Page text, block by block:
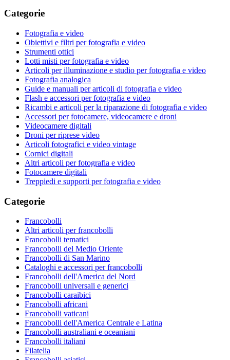
Categorie
Fotografia e video
Obiettivi e filtri per fotografia e video
Strumenti ottici
Lotti misti per fotografia e video
Articoli per illuminazione e studio per fotografia e video
Fotografia analogica
Guide e manuali per articoli di fotografia e video
Flash e accessori per fotografia e video
Ricambi e articoli per la riparazione di fotografia e video
Accessori per fotocamere, videocamere e droni
Videocamere digitali
Droni per riprese video
Articoli fotografici e video vintage
Cornici digitali
Altri articoli per fotografia e video
Fotocamere digitali
Treppiedi e supporti per fotografia e video
Categorie
Francobolli
Altri articoli per francobolli
Francobolli tematici
Francobolli del Medio Oriente
Francobolli di San Marino
Cataloghi e accessori per francobolli
Francobolli dell'America del Nord
Francobolli universali e generici
Francobolli caraibici
Francobolli africani
Francobolli vaticani
Francobolli dell'America Centrale e Latina
Francobolli australiani e oceaniani
Francobolli italiani
Filatelia